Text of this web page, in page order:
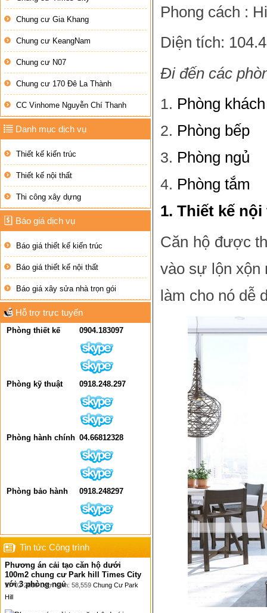
Chung cư Gia Khang
Chung cư KeangNam
Chung cư N07
Chung cư 170 Đê La Thành
CC Vinhome Nguyễn Chí Thanh
Danh mục dịch vụ
Thiết kế kiến trúc
Thiết kế nội thất
Thi công xây dựng
Báo giá dịch vụ
Báo giá thiết kế kiến trúc
Báo giá thiết kế nội thất
Báo giá xây sửa nhà trọn gói
Hỗ trợ trực tuyến
Phòng thiết kế 0904.183097
Phòng kỹ thuật 0918.248.297
Phòng hành chính 04.66812328
Phòng bảo hành 0918.248297
Tin tức Công trình
Phương án cải tạo căn hộ dưới
100m2 chung cư Park hill Times City
với 3 phòng ngủ
17-02-2016 Lượt xem: 58,559 Chung Cư Park
Hill
Phong cách :
Diện tích:
Đi đến các
Phòng khách
Phòng bếp
Phòng ngủ
Phòng tắm
1. Thiết kế
Căn hộ được
vào sự lộn xộn
làm cho nó dễ